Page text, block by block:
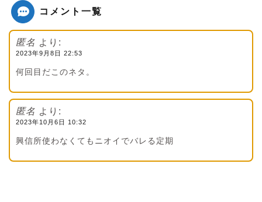
コメント一覧
匿名 より:
2023年9月8日 22:53
何回目だこのネタ。
匿名 より:
2023年10月6日 10:32
興信所使わなくてもニオイでバレる定期